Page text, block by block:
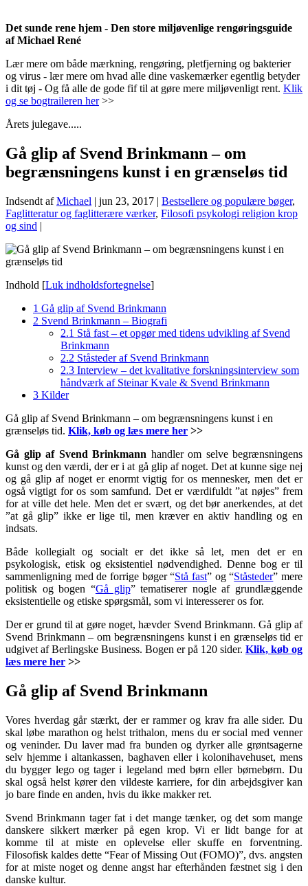
Det sunde rene hjem - Den store miljøvenlige rengøringsguide
af Michael René
Lær mere om både mærkning, rengøring, pletfjerning og bakterier
og virus - lær mere om hvad alle dine vaskemærker egentlig betyder
i dit tøj - Og få alle de gode fif til at gøre mere miljøvenligt rent. Klik
og se bogtraileren her>>
Årets julegave.....
Gå glip af Svend Brinkmann – om
begrænsningens kunst i en grænseløs tid
Indsendt afMichael | jun 23, 2017 | Bestsellere og populære bøger,
Faglitteratur og faglitterære værker, Filosofi psykologi religion krop
og sind |
Indhold [Luk indholdsfortegnelse]
1 Gå glip af Svend Brinkmann
2 Svend Brinkmann – Biografi
2.1 Stå fast – et opgør med tidens udvikling af Svend
Brinkmann
2.2 Ståsteder af Svend Brinkmann
2.3 Interview – det kvalitative forskningsinterview som
håndværk af Steinar Kvale & Svend Brinkmann
3 Kilder
Gå glip af Svend Brinkmann – om begrænsningens kunst i en
grænseløs tid. Klik, køb og læs mere her >>
Gå glip af Svend Brinkmann handler om selve begrænsningens
kunst og den værdi, der er i at gå glip af noget. Det at kunne sige nej
og gå glip af noget er enormt vigtig for os mennesker, men det er
også vigtigt for os som samfund. Det er værdifuldt ”at nøjes” frem
for at ville det hele. Men det er svært, og det bør anerkendes, at det
”at gå glip” ikke er lige til, men kræver en aktiv handling og en
indsats.
Både kollegialt og socialt er det ikke så let, men det er en
psykologisk, etisk og eksistentiel nødvendighed. Denne bog er til
sammenligning med de forrige bøger “Stå fast” og “Ståsteder” mere
politisk og bogen “Gå glip” tematiserer nogle af grundlæggende
eksistentielle og etiske spørgsmål, som vi interesserer os for.
Der er grund til at gøre noget, hævder Svend Brinkmann. Gå glip af
Svend Brinkmann – om begrænsningens kunst i en grænseløs tid er
udgivet af Berlingske Business. Bogen er på 120 sider. Klik, køb og
læs mere her >>
Gå glip af Svend Brinkmann
Vores hverdag går stærkt, der er rammer og krav fra alle sider. Du
skal løbe marathon og helst trithalon, mens du er social med venner
og veninder. Du laver mad fra bunden og dyrker alle grøntsagerne
selv hjemme i altankassen, baghaven eller i kolonihavehuset, mens
du bygger lego og tager i legeland med børn eller børnebørn. Du
skal også helst kører den vildeste karriere, for din arbejdsgiver kan
jo bare finde en anden, hvis du ikke makker ret.
Svend Brinkmann tager fat i det mange tænker, og det som mange
danskere sikkert mærker på egen krop. Vi er lidt bange for at
komme til at miste en oplevelse eller skuffe en forventning.
Filosofisk kaldes dette “Fear of Missing Out (FOMO)”, dvs. angsten
for at miste noget og denne angst har efterhånden fæstnet sig i den
danske kultur.